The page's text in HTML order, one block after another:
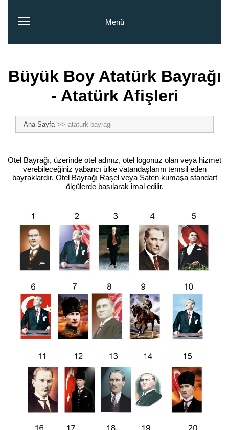
Büyük Boy Atatürk Bayrağı
- Atatürk Afişleri
Ana Sayfa ataturk-bayragi
Otel Bayrağı, üzerinde otel adınız, otel logonuz olan veya hizmet
verebileceğiniz yabancı ülke vatandaşlarını temsil eden
bayraklardır. Otel Bayrağı Raşel veya Saten kumaşa standart
ölçülerde basılarak imal edilir.
Menü